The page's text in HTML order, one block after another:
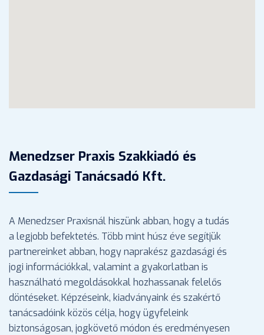
Menedzser Praxis Szakkiadó és
Gazdasági Tanácsadó Kft.
A Menedzser Praxisnál hiszünk abban, hogy a tudás
a legjobb befektetés. Több mint húsz éve segítjük
partnereinket abban, hogy naprakész gazdasági és
jogi információkkal, valamint a gyakorlatban is
használható megoldásokkal hozhassanak felelős
döntéseket. Képzéseink, kiadványaink és szakértő
tanácsadóink közös célja, hogy ügyfeleink
biztonságosan, jogkövető módon és eredményesen